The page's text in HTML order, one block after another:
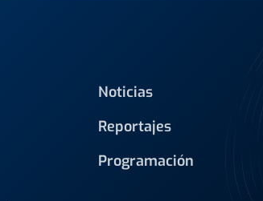
Noticias
Reportajes
Programación